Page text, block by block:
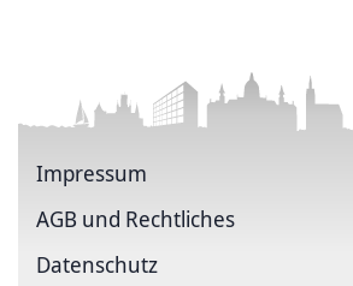
Impressum
AGB und Rechtliches
Datenschutz